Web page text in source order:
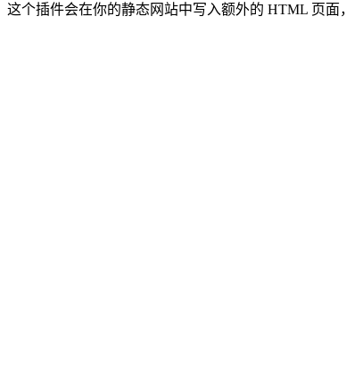
这个插件会在你的静态网站中写入额外的 HTML 页面